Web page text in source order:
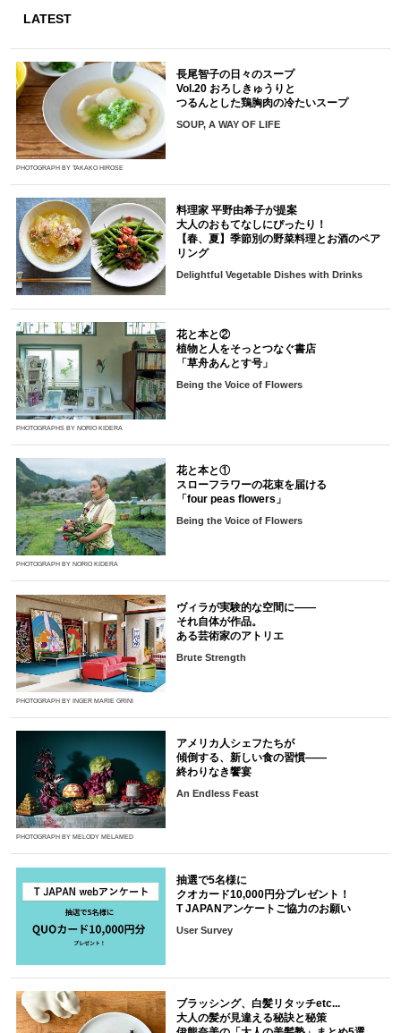
LATEST
PHOTOGRAPH BY TAKAKO HIROSE
長尾智子の日々のスープ
Vol.20 おろしきゅうりと
つるんとした鶏胸肉の冷たいスープ
SOUP, A WAY OF LIFE
料理家 平野由希子が提案
大人のおもてなしにぴったり！
【春、夏】季節別の野菜料理とお酒のペア
リング
Delightful Vegetable Dishes with Drinks
PHOTOGRAPHS BY NORIO KIDERA
花と本と②
植物と人をそっとつなぐ書店
「草舟あんとす号」
Being the Voice of Flowers
PHOTOGRAPH BY NORIO KIDERA
花と本と①
スローフラワーの花束を届ける
「four peas flowers」
Being the Voice of Flowers
PHOTOGRAPH BY INGER MARIE GRINI
ヴィラが実験的な空間に――
それ自体が作品。
ある芸術家のアトリエ
Brute Strength
PHOTOGRAPH BY MELODY MELAMED
アメリカ人シェフたちが
傾倒する、新しい食の習慣――
終わりなき饗宴
An Endless Feast
抽選で5名様に
クオカード10,000円分プレゼント！
T JAPANアンケートご協力のお願い
User Survey
ブラッシング、白髪リタッチetc...
大人の髪が見違える秘訣と秘策